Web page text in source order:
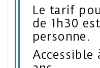
Le tarif
de 1h30
personne.
Accessible